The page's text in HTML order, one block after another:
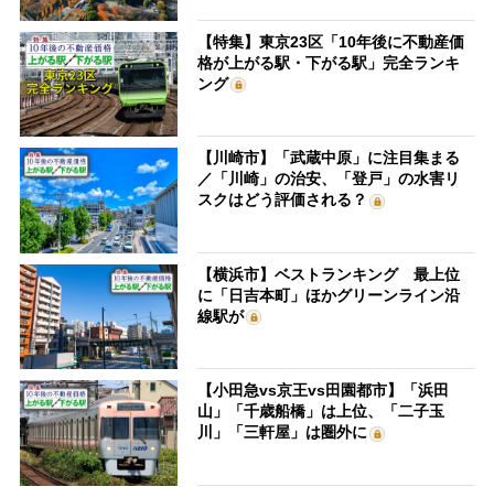
【特集】東京23区「10年後に不動産価
格が上がる駅・下がる駅」完全ランキ
ング
【川崎市】「武蔵中原」に注目集まる
／「川崎」の治安、「登戸」の水害リ
スクはどう評価される？
【横浜市】ベストランキング 最上位
に「日吉本町」ほかグリーンライン沿
線駅が
【小田急vs京王vs田園都市】「浜田
山」「千歳船橋」は上位、「二子玉
川」「三軒屋」は圏外に